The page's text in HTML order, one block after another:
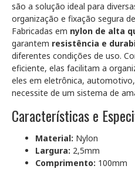
são a solução ideal para
organização e fixação segura
Fabricadas em nylon de alta
garantem resistência e
diferentes condições de uso.
eficiente, elas facilitam a
eles em eletrônica,
necessite de um sistema de
Características e
Material: Nylon
Largura: 2,5mm
Comprimento: 100mm